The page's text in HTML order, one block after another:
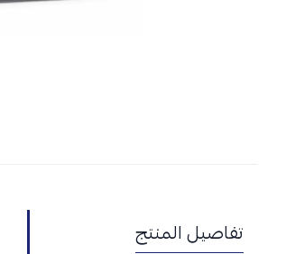
تفاصيل المنتج